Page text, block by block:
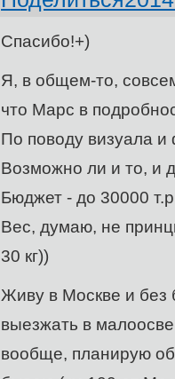
Спасибо!+)
Я, в общем-то,
что Марс в
По поводу визуала и
Возможно ли и то, и
Бюджет - до 30000
Вес, думаю, не
30 кг))
Живу в Москве и без
выезжать в
вообще, планирую